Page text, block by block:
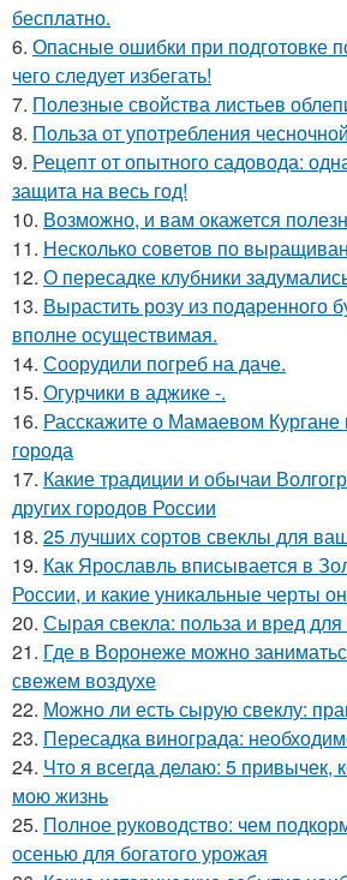
бесплатно.
6. Опасные ошибки при подготовке
чего следует избегать!
7. Полезные свойства листьев
8. Польза от употребления
9. Рецепт от опытного садовода:
защита на весь год!
10. Возможно, и вам окажется
11. Несколько советов по
12. О пересадке клубники
13. Вырастить розу из подаренного
вполне осуществимая.
14. Соорудили погреб на даче.
15. Огурчики в аджике -.
16. Расскажите о Мамаевом Кургане
города
17. Какие традиции и обычаи
других городов России
18. 25 лучших сортов свеклы для
19. Как Ярославль вписывается в
России, и какие уникальные черты
20. Сырая свекла: польза и вред
21. Где в Воронеже можно
свежем воздухе
22. Можно ли есть сырую свеклу:
23. Пересадка винограда:
24. Что я всегда делаю: 5 привычек,
мою жизнь
25. Полное руководство: чем
осенью для богатого урожая